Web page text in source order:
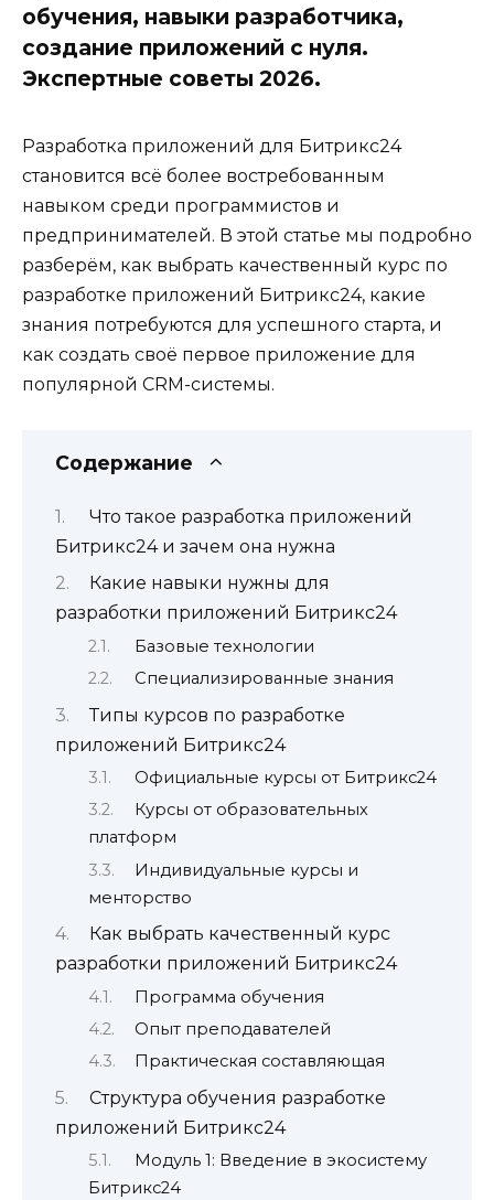
обучения, навыки разработчика,
создание приложений с нуля.
Экспертные советы 2026.
Разработка приложений для Битрикс24
становится всё более востребованным
навыком среди программистов и
предпринимателей. В этой статье мы подробно
разберём, как выбрать качественный курс по
разработке приложений Битрикс24, какие
знания потребуются для успешного старта, и
как создать своё первое приложение для
популярной CRM-системы.
Содержание
Что такое разработка приложений
Битрикс24 и зачем она нужна
Какие навыки нужны для
разработки приложений Битрикс24
Базовые технологии
Специализированные знания
Типы курсов по разработке
приложений Битрикс24
Официальные курсы от Битрикс24
Курсы от образовательных
платформ
Индивидуальные курсы и
менторство
Как выбрать качественный курс
разработки приложений Битрикс24
Программа обучения
Опыт преподавателей
Практическая составляющая
Структура обучения разработке
приложений Битрикс24
Модуль 1: Введение в экосистему
Битрикс24